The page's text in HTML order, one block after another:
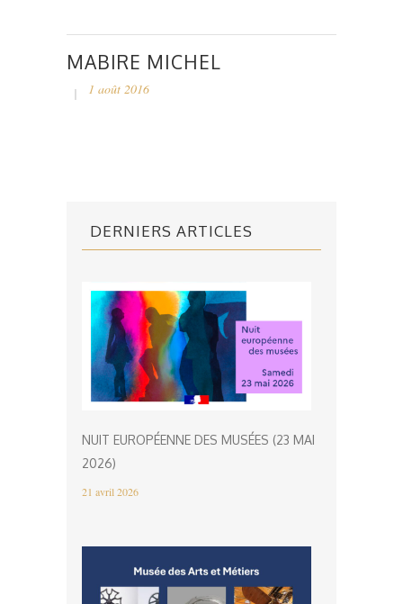
MABIRE MICHEL
1 août 2016
DERNIERS ARTICLES
NUIT EUROPÉENNE DES MUSÉES (23 MAI
2026)
21 avril 2026